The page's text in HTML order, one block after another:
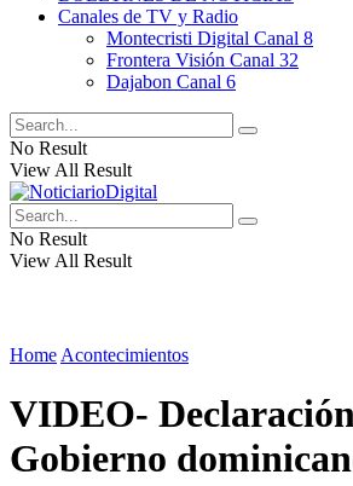
Canales de TV y Radio
Montecristi Digital Canal 8
Frontera Visión Canal 32
Dajabon Canal 6
No Result
View All Result
No Result
View All Result
Home Acontecimientos
VIDEO-
Gobierno